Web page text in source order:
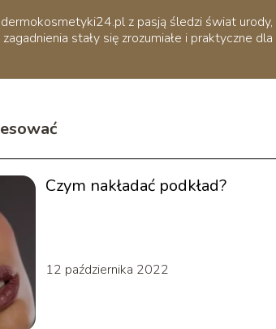
z pasją śledzi świat
zagadnienia stały się zrozumiałe i praktyczne
Czym nakładać podkład?
12 października 2022